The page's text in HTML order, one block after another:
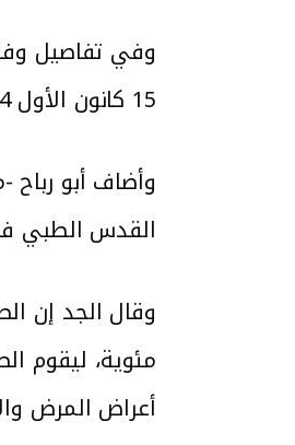
15 كانون الأول 2024، متهمًا أحد الإطباء في مجمع فلسطين الطبي بالإهمال.
القدس الطبي
مئوية، ليقوم
أعراض المرض